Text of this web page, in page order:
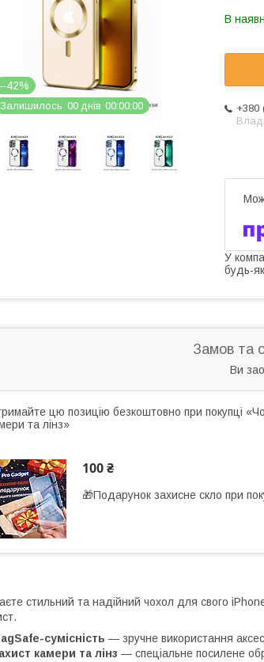
–42%
Залишилось 00 днів 00 00 00
В
+380
У
будь-
Замов та
Ви
цю позицію безкоштовно при покупці
та лінз»
100 ₴
🎁Подарунок захисне скло при
стильний та надійний чохол для свого
сумісність — зручне використання
камери та лінз — спеціальне посилене